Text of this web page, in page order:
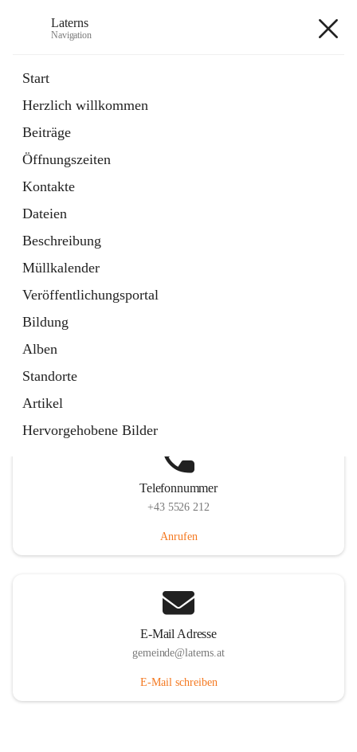
Laterns
Navigation
Start
Herzlich willkommen
Beiträge
Öffnungszeiten
Kontakte
Dateien
Beschreibung
Müllkalender
Veröffentlichungsportal
Bildung
Alben
Standorte
Artikel
Hervorgehobene Bilder
11 Schnellzugriffe
Soziales
1 Schnellzugriff
Telefonnummer
+43 5526 212
Anrufen
E-Mail Adresse
gemeinde@laterns.at
E-Mail schreiben